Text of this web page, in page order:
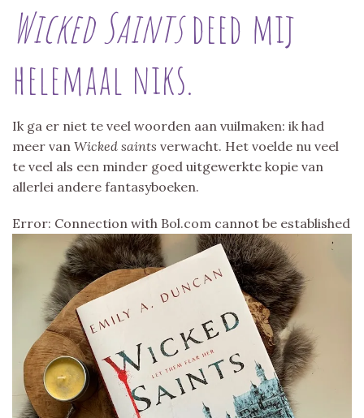
Wicked Saintsdeed mij
helemaal niks.
Ik ga er niet te veel woorden aan vuilmaken: ik had
meer van Wicked saints verwacht. Het voelde nu veel
te veel als een minder goed uitgewerkte kopie van
allerlei andere fantasyboeken.
Error: Connection with Bol.com cannot be established